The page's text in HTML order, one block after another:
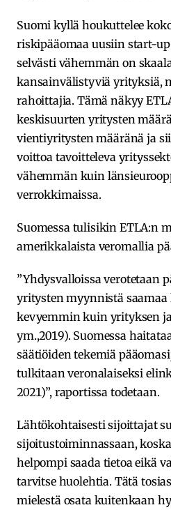
Suomi kyllä houkuttelee
riskipääomaa uusiin start-
selvästi vähemmän on
kansainvälistyviä yrityksiä,
rahoittajia. Tämä näkyy
keskisuurten yritysten
vientiyritysten määränä ja
voittoa tavoitteleva
vähemmän kuin
verrokkimaissa.
Suomessa tulisikin ETLA:n
amerikkalaista veromallia
”Yhdysvalloissa verotetaan
yritysten myynnistä saamaa
kevyemmin kuin yrityksen
ym.,2019). Suomessa
säätiöiden tekemiä
tulkitaan veronalaiseksi
2021)”, raportissa todetaan.
Lähtökohtaisesti sijoittajat
sijoitustoiminnassaan,
helpompi saada tietoa eikä
tarvitse huolehtia. Tätä
mielestä osata kuitenkaan